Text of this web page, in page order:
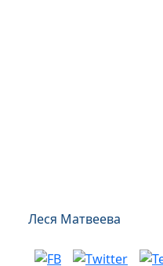
Леся Матвеева